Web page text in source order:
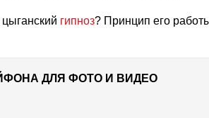
гипноз? Принцип его
ДЛЯ ФОТО И ВИДЕО